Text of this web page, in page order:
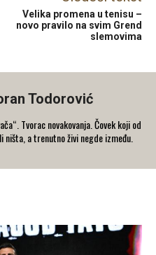
Velika promena u tenisu –
novo pravilo na svim Grend
slemovima
Todorović
Tvorac novakovanja. Čovek koji od
ništa, a trenutno živi negde između.